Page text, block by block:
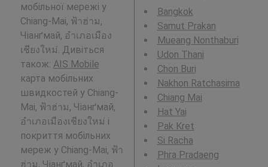
мобільної мережі у
Chiang-Mai, ฟ้าฮ่าม,
Чіанґмай, อำเภอเมือง
เชียงใหม่. Дивіться
також: AIS Mobile
карта мобільних
швидкостей у Chiang-
Mai, ฟ้าฮ่าม, Чіанґмай,
อำเภอเมืองเชียงใหม่ і
покриття мобільних
мереж у Chiang-Mai, ฟ้า
ฮ่าม, Чіанґмай, อำเภอ
Bangkok
Samut Prakan
Mueang Nonthaburi
Udon Thani
Chon Buri
Nakhon Ratchasima
Chiang Mai
Hat Yai
Pak Kret
Si Racha
Phra Pradaeng